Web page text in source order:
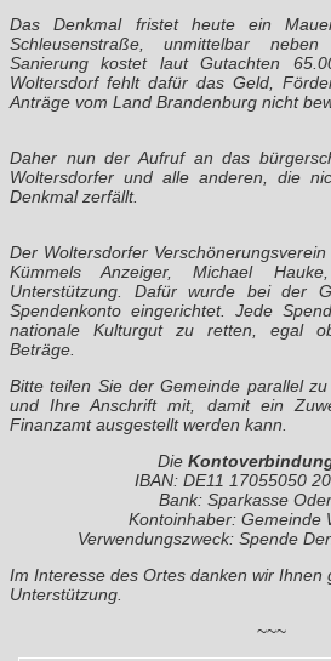
Das Denkmal fristet heute ein
Schleusenstraße, unmittelbar
Sanierung kostet laut Gutachten
Woltersdorf fehlt dafür das Geld,
Anträge vom Land Brandenburg nicht
Daher nun der Aufruf an das
Woltersdorfer und alle anderen, die
Denkmal zerfällt.
Der Woltersdorfer
Kümmels Anzeiger, Michael
Unterstützung. Dafür wurde bei der
Spendenkonto eingerichtet. Jede
nationale Kulturgut zu retten, egal
Beträge.
Bitte teilen Sie der Gemeinde parallel
und Ihre Anschrift mit, damit ein
Finanzamt ausgestellt werden kann.
Die
IBAN: DE11 17055050
Bank: Sparkasse
Kontoinhaber: Gemeinde
Verwendungszweck: Spende
Im Interesse des Ortes danken wir Ihnen
Unterstützung.
~~~